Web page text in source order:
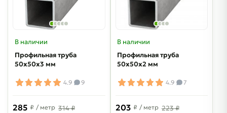
В наличии
Профильная труба
50х50х3 мм
4.9 9
285 ₽ / метр 314 ₽
В наличии
Профильная труба
50х50х2 мм
4.9 7
203 ₽ / метр 223 ₽